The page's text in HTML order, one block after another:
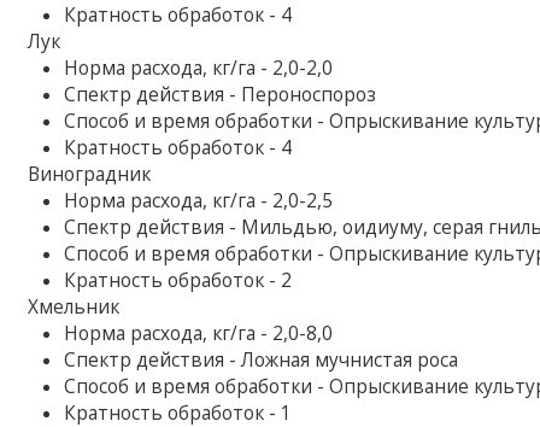
Кратность обработок - 4
Лук
Норма расхода, кг/га - 2,0-2,0
Спектр действия - Пероноспороз
Способ и время обработки - Опрыскивание
Кратность обработок - 4
Виноградник
Норма расхода, кг/га - 2,0-2,5
Спектр действия - Мильдью, оидиуму, серая
Способ и время обработки - Опрыскивание
Кратность обработок - 2
Хмельник
Норма расхода, кг/га - 2,0-8,0
Спектр действия - Ложная мучнистая роса
Способ и время обработки - Опрыскивание
Кратность обработок - 1